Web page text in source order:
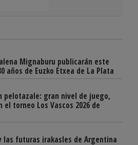
Mignaburu publicarán este
años de Euzko Etxea de La Plata
pelotazale: gran nivel de juego,
torneo Los Vascos 2026 de
las futuras irakasles de Argentina